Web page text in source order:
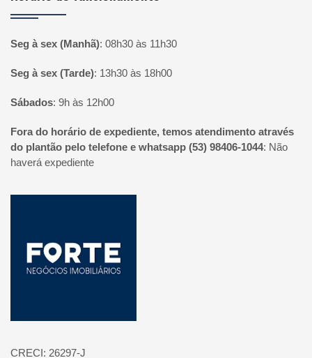
Seg à sex (Manhã): 08h30 às 11h30
Seg à sex (Tarde): 13h30 às 18h00
Sábados: 9h às 12h00
Fora do horário de expediente, temos atendimento através
do plantão pelo telefone e whatsapp (53) 98406-1044: Não
haverá expediente
CRECI: 26297-J